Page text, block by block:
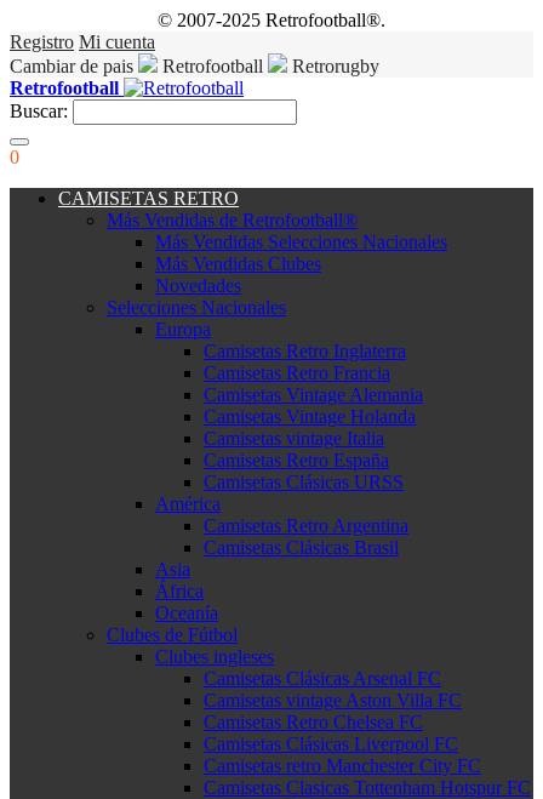
© 2007-2025 Retrofootball®.
Registro Mi cuenta
Cambiar de pais
Retrofootball
Retrorugby
Retrofootball
Buscar:
0
CAMISETAS RETRO
Más Vendidas de Retrofootball®
Más Vendidas Selecciones Nacionales
Más Vendidas Clubes
Novedades
Selecciones Nacionales
Europa
Camisetas Retro Inglaterra
Camisetas Retro Francia
Camisetas Vintage Alemania
Camisetas Vintage Holanda
Camisetas vintage Italia
Camisetas Retro España
Camisetas Clásicas URSS
América
Camisetas Retro Argentina
Camisetas Clásicas Brasil
Asia
África
Oceanía
Clubes de Fútbol
Clubes ingleses
Camisetas Clásicas Arsenal FC
Camisetas vintage Aston Villa FC
Camisetas Retro Chelsea FC
Camisetas Clásicas Liverpool FC
Camisetas retro Manchester City FC
Camisetas Clasicas Tottenham Hotspur FC